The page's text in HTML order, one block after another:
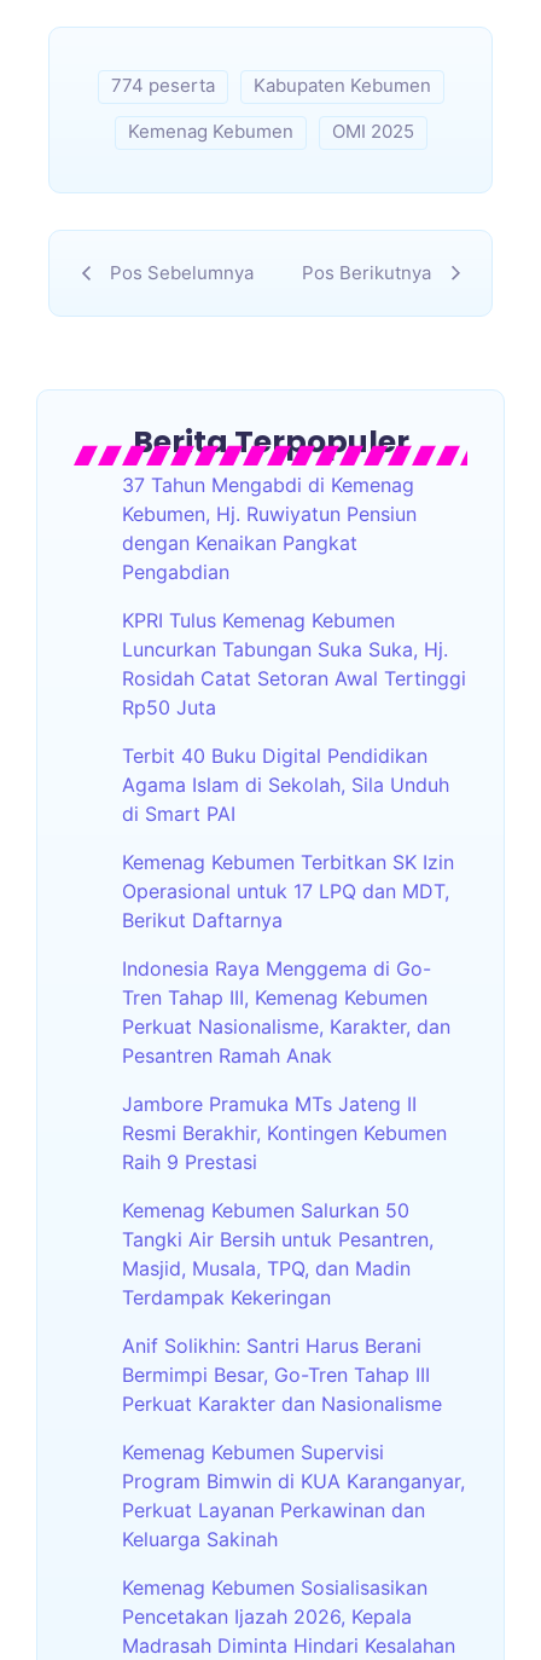
774 peserta
Kabupaten Kebumen
Kemenag Kebumen
OMI 2025
Pos Sebelumnya Pos Berikutnya
Berita Terpopuler
37 Tahun Mengabdi di Kemenag
Kebumen, Hj. Ruwiyatun Pensiun
dengan Kenaikan Pangkat
Pengabdian
KPRI Tulus Kemenag Kebumen
Luncurkan Tabungan Suka Suka, Hj.
Rosidah Catat Setoran Awal Tertinggi
Rp50 Juta
Terbit 40 Buku Digital Pendidikan
Agama Islam di Sekolah, Sila Unduh
di Smart PAI
Kemenag Kebumen Terbitkan SK Izin
Operasional untuk 17 LPQ dan MDT,
Berikut Daftarnya
Indonesia Raya Menggema di Go-
Tren Tahap III, Kemenag Kebumen
Perkuat Nasionalisme, Karakter, dan
Pesantren Ramah Anak
Jambore Pramuka MTs Jateng II
Resmi Berakhir, Kontingen Kebumen
Raih 9 Prestasi
Kemenag Kebumen Salurkan 50
Tangki Air Bersih untuk Pesantren,
Masjid, Musala, TPQ, dan Madin
Terdampak Kekeringan
Anif Solikhin: Santri Harus Berani
Bermimpi Besar, Go-Tren Tahap III
Perkuat Karakter dan Nasionalisme
Kemenag Kebumen Supervisi
Program Bimwin di KUA Karanganyar,
Perkuat Layanan Perkawinan dan
Keluarga Sakinah
Kemenag Kebumen Sosialisasikan
Pencetakan Ijazah 2026, Kepala
Madrasah Diminta Hindari Kesalahan